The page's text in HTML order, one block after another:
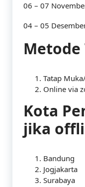
06 – 07
04 – 05
Tatap
Online via
Kota
jika
Bandung
Jogjakarta
Surabaya